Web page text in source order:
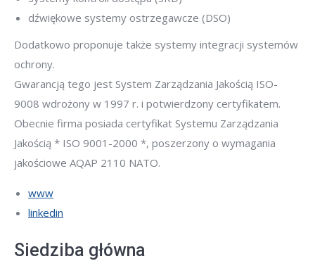
dźwiękowe systemy ostrzegawcze (DSO)
Dodatkowo proponuje także systemy integracji systemów
ochrony.
Gwarancją tego jest System Zarządzania Jakością ISO-
9008 wdrożony w 1997 r. i potwierdzony certyfikatem.
Obecnie firma posiada certyfikat Systemu Zarządzania
Jakością * ISO 9001-2000 *, poszerzony o wymagania
jakościowe AQAP 2110 NATO.
www
linkedin
Siedziba główna